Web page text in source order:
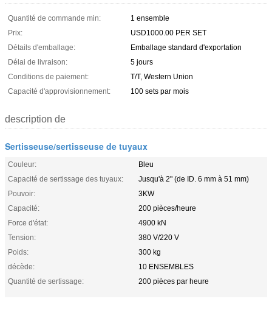
Quantité de commande min:
1 ensemble
Prix:
USD1000.00 PER SET
Détails d'emballage:
Emballage standard d'exportation
Délai de livraison:
5 jours
Conditions de paiement:
T/T, Western Union
Capacité d'approvisionnement:
100 sets par mois
description de
Sertisseuse/sertisseuse de tuyaux
Couleur:
Bleu
Capacité de sertissage des tuyaux:
Jusqu'à 2" (de ID. 6 mm à 51 mm)
Pouvoir:
3KW
Capacité:
200 pièces/heure
Force d'état:
4900 kN
Tension:
380 V/220 V
Poids:
300 kg
décède:
10 ENSEMBLES
Quantité de sertissage:
200 pièces par heure